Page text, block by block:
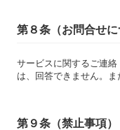
第８条（お問合せに
サービスに関するご連
は、回答できません。
第９条（禁止事項）